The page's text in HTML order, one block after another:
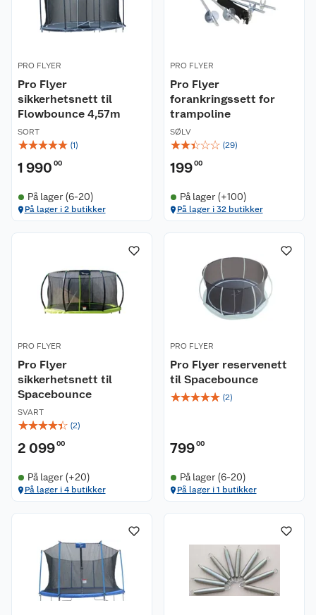
PRO FLYER
Pro Flyer
sikkerhetsnett til
Flowbounce 4,57m
SORT
☆☆☆☆☆ (1)
1 990 00
På lager (6-20)
På lager i 2 butikker
PRO FLYER
Pro Flyer
forankringssett for
trampoline
SØLV
☆☆☆☆☆ (29)
19900
På lager (+100)
På lager i 32 butikker
PRO FLYER
Pro Flyer
sikkerhetsnett til
Spacebounce
SVART
☆☆☆☆☆ (2)
2 09900
På lager (+20)
På lager i 4 butikker
PRO FLYER
Pro Flyer reservenett
til Spacebounce
☆☆☆☆☆ (2)
79900
På lager (6-20)
På lager i 1 butikker